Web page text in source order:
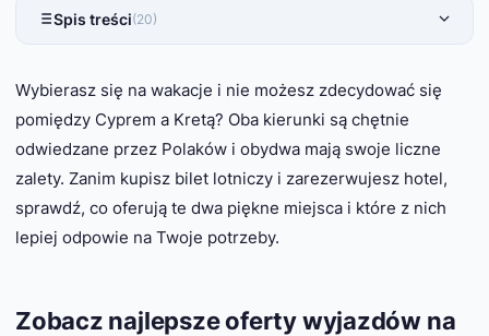
Spis treści(20)
Wybierasz się na wakacje i nie możesz zdecydować się
pomiędzy Cyprem a Kretą? Oba kierunki są chętnie
odwiedzane przez Polaków i obydwa mają swoje liczne
zalety. Zanim kupisz bilet lotniczy i zarezerwujesz hotel,
sprawdź, co oferują te dwa piękne miejsca i które z nich
lepiej odpowie na Twoje potrzeby.
Zobacz najlepsze oferty wyjazdów na